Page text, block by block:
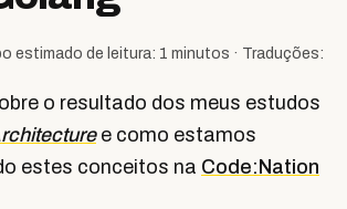
estimado de leitura: 1 minutos · Traduções:
o resultado dos meus estudos
e como estamos
estes conceitos na Code:Nation